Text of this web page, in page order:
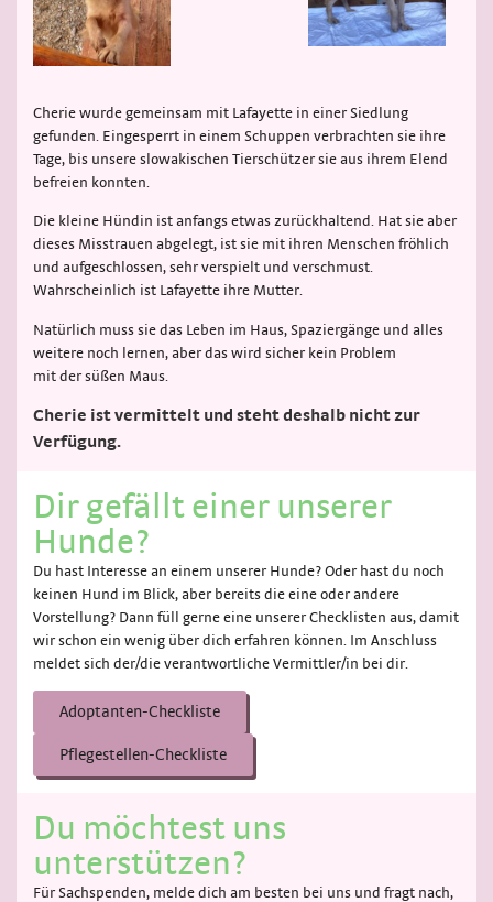
Cherie wurde gemeinsam mit Lafayette in einer Siedlung
gefunden. Eingesperrt in einem Schuppen verbrachten sie ihre
Tage, bis unsere slowakischen Tierschützer sie aus ihrem Elend
befreien konnten.
Die kleine Hündin ist anfangs etwas zurückhaltend. Hat sie aber
dieses Misstrauen abgelegt, ist sie mit ihren Menschen fröhlich
und aufgeschlossen, sehr verspielt und verschmust.
Wahrscheinlich ist Lafayette ihre Mutter.
Natürlich muss sie das Leben im Haus, Spaziergänge und alles
weitere noch lernen, aber das wird sicher kein Problem
mit der süßen Maus.
Cherie ist vermittelt und steht deshalb nicht zur
Verfügung.
Dir gefällt einer unserer
Hunde?
Du hast Interesse an einem unserer Hunde? Oder hast du noch
keinen Hund im Blick, aber bereits die eine oder andere
Vorstellung? Dann füll gerne eine unserer Checklisten aus, damit
wir schon ein wenig über dich erfahren können. Im Anschluss
meldet sich der/die verantwortliche Vermittler/in bei dir.
Adoptanten-Checkliste
Pflegestellen-Checkliste
Du möchtest uns
unterstützen?
Für Sachspenden, melde dich am besten bei uns und fragt nach,